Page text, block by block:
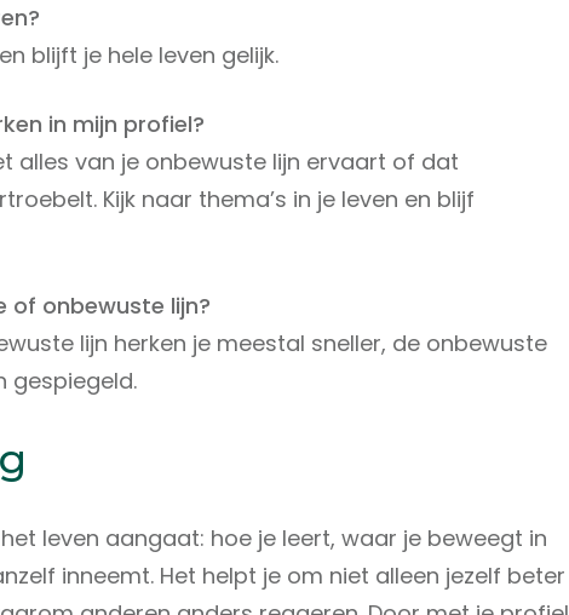
blijft je hele leven gelijk.
in mijn profiel?
alles van je onbewuste lijn ervaart of dat
Kijk naar thema’s in je leven en blijf
of onbewuste lijn?
lijn herken je meestal sneller, de onbewuste
gespiegeld.
leven aangaat: hoe je leert, waar je beweegt in
inneemt. Het helpt je om niet alleen jezelf beter